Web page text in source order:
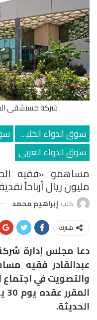
شركة مستشفى
سوق الدواء الخليجي
سوق الدواء العربى
مليون ريال أرباحاً نقدية 30 يونيو الجاري
كتب إبراهيم محمد
شارك
دعا مجلس إدارة
عبدالقادر فقيه
والتصويت في اجتماع
الحديثة.